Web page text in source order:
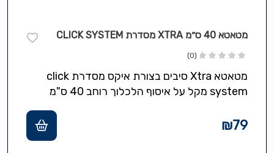
מטאטא 40 ס״מ XTRA מסדרת CLICK SYSTEM
(0)
מטאטא Xtra סיבים בצורת איקס מסדרת click
system מקל על איסוף הלכלוך רוחב 40 ס"מ
₪79